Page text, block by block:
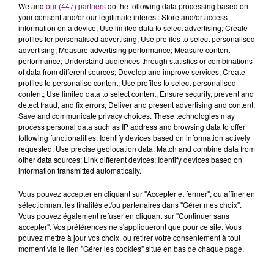
We and our (447) partnersdo the following data processing based on
your consent and/or our legitimate interest: Store and/or access
information on a device; Use limited data to select advertising; Create
profiles for personalised advertising; Use profiles to select personalised
advertising; Measure advertising performance; Measure content
performance; Understand audiences through statistics or combinations
of data from different sources; Develop and improve services; Create
profiles to personalise content; Use profiles to select personalised
content; Use limited data to select content; Ensure security, prevent and
detect fraud, and fix errors; Deliver and present advertising and content;
Save and communicate privacy choices. These technologies may
process personal data such as IP address and browsing data to offer
following functionalities: Identify devices based on information actively
requested; Use precise geolocation data; Match and combine data from
other data sources; Link different devices; Identify devices based on
information transmitted automatically.
Vous pouvez accepter en cliquant sur "Accepter et fermer", ou affiner en
sélectionnant les finalités et/ou partenaires dans "Gérer mes choix".
Vous pouvez également refuser en cliquant sur "Continuer sans
accepter". Vos préférences ne s'appliqueront que pour ce site. Vous
pouvez mettre à jour vos choix, ou retirer votre consentement à tout
moment via le lien "Gérer les cookies" situé en bas de chaque page.